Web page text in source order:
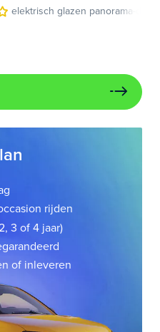
elektrisch glazen panorama-dak
rijden
3 of 4 jaar)
of inleveren